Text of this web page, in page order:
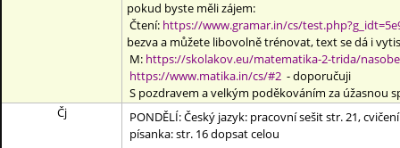
pokud byste měli zájem:
Čtení: https://www.gramar.in/cs/
bezva a můžete libovolně trénovat, text se dá i
M: https://skolakov.eu/matematika-2-trida/
https://www.matika.in/cs/#2 - doporučuji
S pozdravem a velkým poděkováním za úžasnou
Čj
PONDĚLÍ: Český jazyk: pracovní sešit str. 21,
písanka: str. 16 dopsat celou